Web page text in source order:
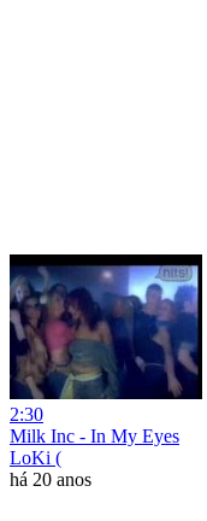
2:30
Milk Inc - In My Eyes
LoKi (
há 20 anos